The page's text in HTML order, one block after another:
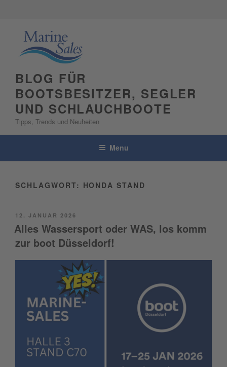
BLOG FÜR
BOOTSBESITZER, SEGLER
UND SCHLAUCHBOOTE
Tipps, Trends und Neuheiten
Menu
SCHLAGWORT: HONDA STAND
POSTED
ON
12. JANUAR 2026
Alles Wassersport oder WAS, los komm
zur boot Düsseldorf!